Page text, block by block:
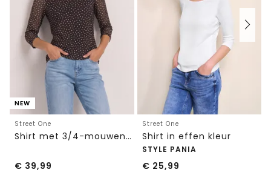
NEW
Street One
Shirt met 3/4-mouwen van mesh met print
€ 39,99
Street One
Shirt in effen kleur
STYLE PANIA
€ 25,99